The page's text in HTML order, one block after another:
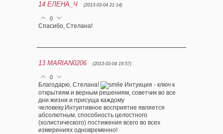
14 ЕЛЕНА_Ч (2013-03-04 21:14)
0
Спасибо, Стелана!
13 MARIAN0206 (2013-03-04 19:57)
0
Благодарю, Стелана!
Интуиция - ключ к
открытиям и верным решениям, советчик во все
дни жизни и присуща каждому
человеку.Интуитивное восприятие является
абсолютным, способность целостного
(холистического) постижения всего во всех
измерениях одновременно!